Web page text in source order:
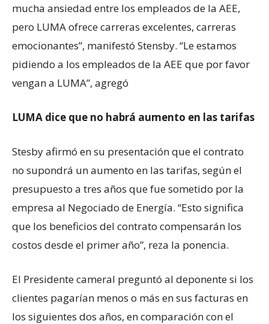
mucha ansiedad entre los empleados de la AEE,
pero LUMA ofrece carreras excelentes, carreras
emocionantes”, manifestó Stensby. “Le estamos
pidiendo a los empleados de la AEE que por favor
vengan a LUMA”, agregó
LUMA dice que no habrá aumento en las tarifas
Stesby afirmó en su presentación que el contrato
no supondrá un aumento en las tarifas, según el
presupuesto a tres años que fue sometido por la
empresa al Negociado de Energía. “Esto significa
que los beneficios del contrato compensarán los
costos desde el primer año”, reza la ponencia.
El Presidente cameral preguntó al deponente si los
clientes pagarían menos o más en sus facturas en
los siguientes dos años, en comparación con el